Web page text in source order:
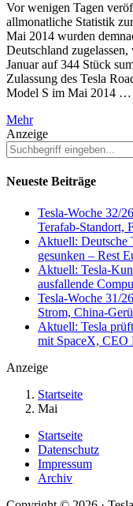
Vor wenigen Tagen
allmonatliche Statistik
Mai 2014 wurden
Deutschland
Januar auf 344 Stück
Zulassung des Tesla
Model S im Mai 2014 …
Mehr
Anzeige
Suchbegriff
eingeben...
Neueste Beiträge
Tesla-Woche 32/
Terafab-Standort,
Aktuell: Deutsche
gesunken – Rest
Aktuell: Tesla-
ausfallende
Tesla-Woche 31/
Strom, China-
Aktuell: Tesla
mit SpaceX, CEO
Anzeige
Startseite
Mai
Startseite
Datenschutz
Impressum
Archiv